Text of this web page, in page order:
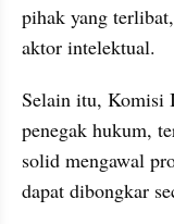
pihak yang
aktor intelektual.
Selain itu, Komisi
penegak hukum,
solid mengawal
dapat dibongkar